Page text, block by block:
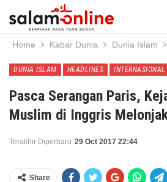
Home Kabar Dunia Dunia Islam
DUNIA ISLAM HEADLINES INTERNASIONAL
Pasca Serangan Paris,
Muslim di Inggris
Terakhir Diperbaru 29 Oct 2017 22:44
Share